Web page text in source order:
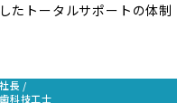
たトータルサポートの体制
長 /
科技工士